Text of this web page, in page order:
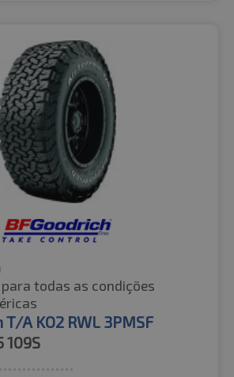
para todas as condições
A KO2 RWL 3PMSF
109S